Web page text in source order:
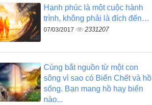
Hạnh phúc là một cuộc hành
trình, không phải là đích đến…
07/03/2017 2331207
Cùng bắt nguồn từ một con
sông vì sao có Biển Chết và hồ
sống. Bạn mang hồ hay biển
nào...